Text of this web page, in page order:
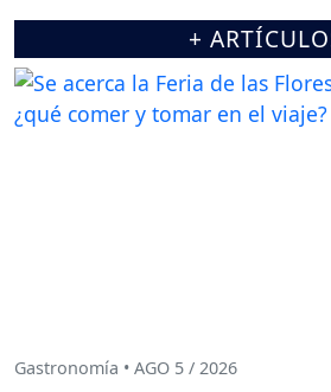
+
Gastronomía • AGO 5 / 2026